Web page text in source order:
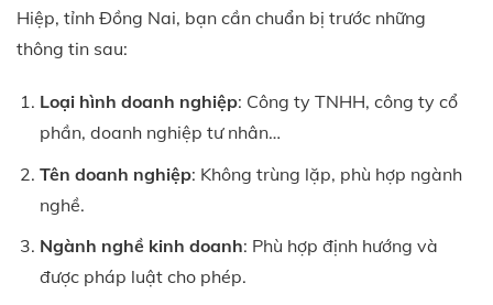
Hiệp, tỉnh Đồng Nai, bạn cần chuẩn bị trước những
thông tin sau:
Loại hình doanh nghiệp: Công ty TNHH, công ty cổ
phần, doanh nghiệp tư nhân…
Tên doanh nghiệp: Không trùng lặp, phù hợp ngành
nghề.
Ngành nghề kinh doanh: Phù hợp định hướng và
được pháp luật cho phép.